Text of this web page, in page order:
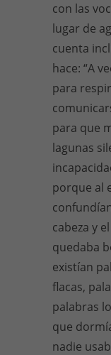
con las
lugar de
cuenta
hace: “A
para
para que
lagunas
porque al
cabeza y
quedaba
existían
flacas,
palabras
que
nadie